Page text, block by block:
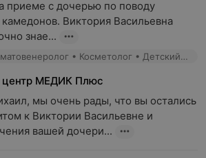
приеме с дочерью по поводу
Виктория Васильевна
знае...
Саутина В. В. - Дерматовенеролог • Косметолог • Детский дерматолог
центр МЕДИК Плюс
мы очень рады, что вы остались
к Виктории Васильевне и
вашей дочери...